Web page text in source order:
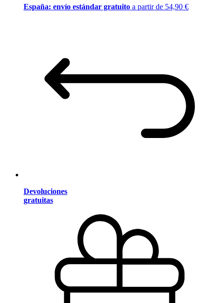
España: envío estándar gratuito a partir de 54,90 €
Devoluciones
gratuitas